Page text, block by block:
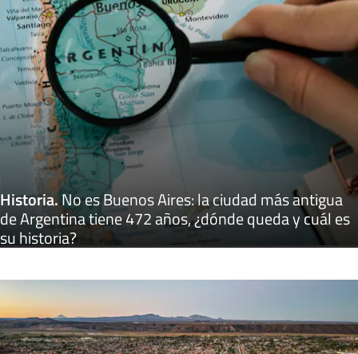
Historia.No es Buenos Aires: la ciudad más antigua
de Argentina tiene 472 años, ¿dónde queda y cuál es
su historia?